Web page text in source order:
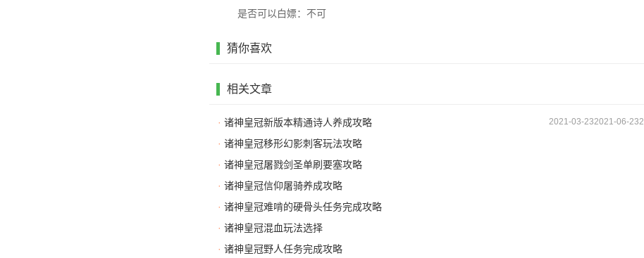
是否可以白嫖：不可
猜你喜欢
相关文章
2021-06-23
2021-03-23
· 诸神皇冠新版本精通诗人养成攻略
· 诸神皇冠移形幻影刺客玩法攻略
· 诸神皇冠屠戮剑圣单刷要塞攻略
· 诸神皇冠信仰屠骑养成攻略
· 诸神皇冠难啃的硬骨头任务完成攻略
· 诸神皇冠混血玩法选择
· 诸神皇冠野人任务完成攻略